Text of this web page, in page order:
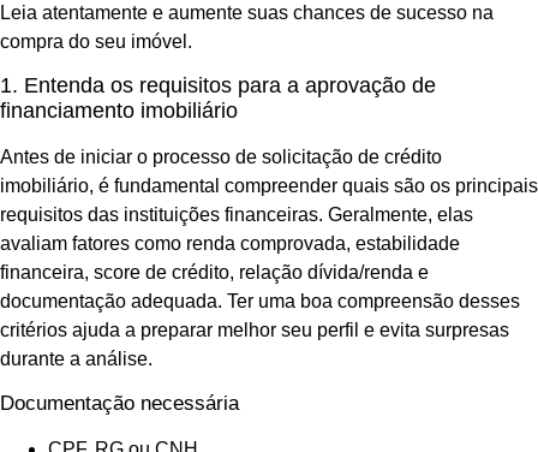
Leia atentamente e aumente suas chances de sucesso na
compra do seu imóvel.
1. Entenda os requisitos para a aprovação de
financiamento imobiliário
Antes de iniciar o processo de solicitação de crédito
imobiliário, é fundamental compreender quais são os principais
requisitos das instituições financeiras. Geralmente, elas
avaliam fatores como renda comprovada, estabilidade
financeira, score de crédito, relação dívida/renda e
documentação adequada. Ter uma boa compreensão desses
critérios ajuda a preparar melhor seu perfil e evita surpresas
durante a análise.
Documentação necessária